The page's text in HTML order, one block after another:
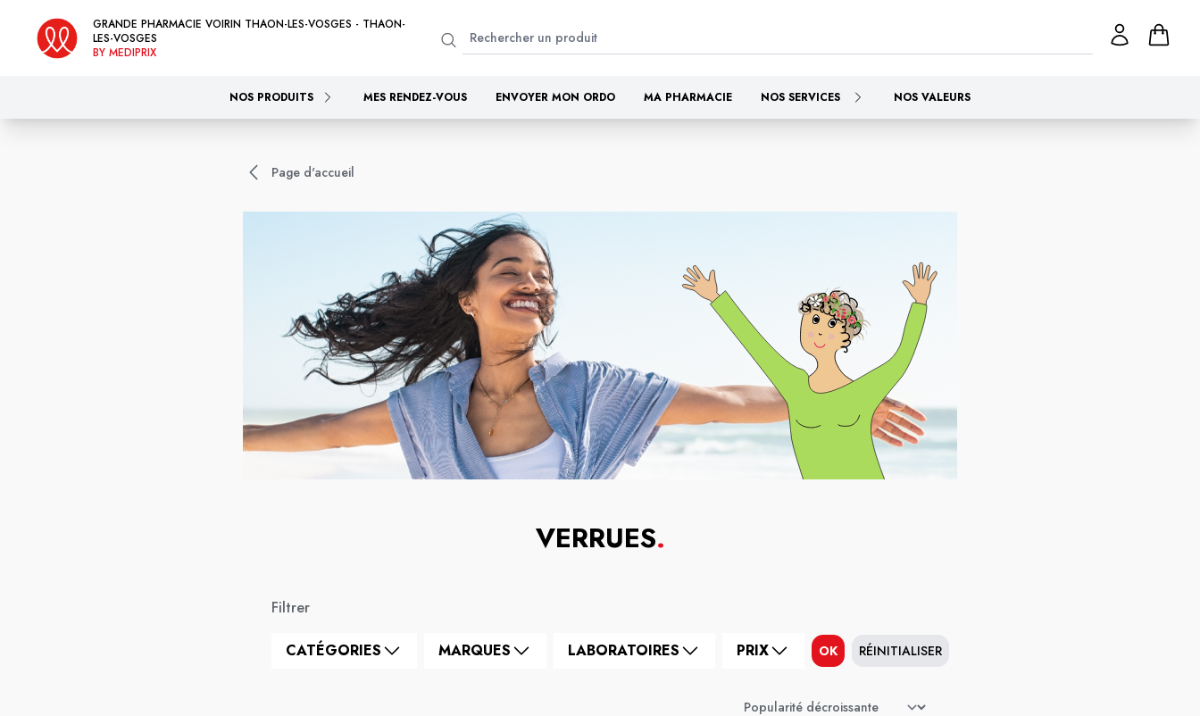
GRANDE PHARMACIE VOIRIN THAON-LES-VOSGES - THAON-
LES-VOSGES
BY MEDIPRIX
NOS PRODUITS MES RENDEZ-VOUS ENVOYER MON ORDO MA PHARMACIE NOS SERVICES NOS VALEURS
Page d'accueil
VERRUES.
Filtrer
CATÉGORIES MARQUES LABORATOIRES PRIX OK RÉINITIALISER